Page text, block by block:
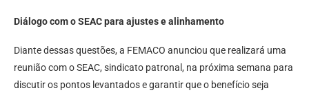
Diálogo com o SEAC para ajustes e alinhamento
Diante dessas questões, a FEMACO anunciou que realizará uma
reunião com o SEAC, sindicato patronal, na próxima semana para
discutir os pontos levantados e garantir que o benefício seja